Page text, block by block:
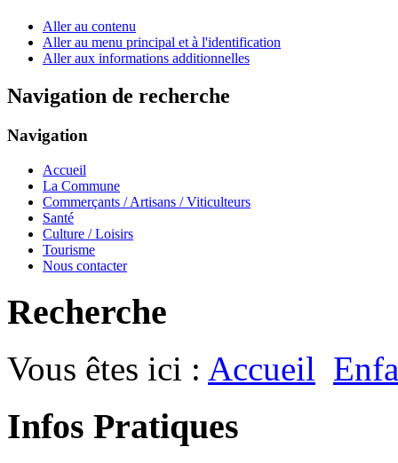
Aller au contenu
Aller au menu principal et à l'identification
Aller aux informations additionnelles
Navigation de recherche
Navigation
Accueil
La Commune
Commerçants / Artisans / Viticulteurs
Santé
Culture / Loisirs
Tourisme
Nous contacter
Recherche
Vous êtes ici : Accueil
Infos Pratiques